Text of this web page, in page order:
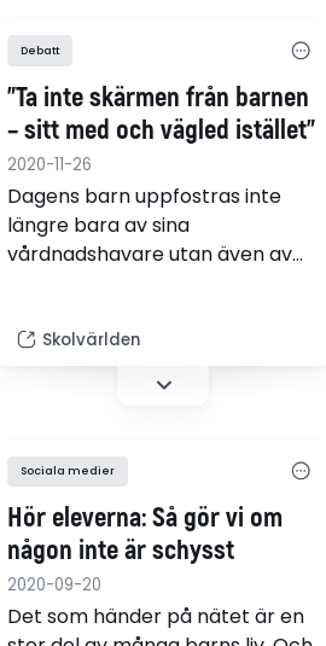
Debatt
"Ta inte skärmen från barnen
– sitt med och vägled istället"
2020-11-26
Dagens barn uppfostras inte
längre bara av sina
vårdnadshavare utan även av
blir elevens enda mål. De ser
inte längre fotbollsspelarnas
talang eller sångerskans insats
mest likes och drömmer om att
en dag uppnå likesantalet
själva", skriver läraren Elin
Bengtsson.
Skolvärlden
Sociala medier
Hör eleverna: Så gör vi om
någon inte är schysst
2020-09-20
Det som händer på nätet är en